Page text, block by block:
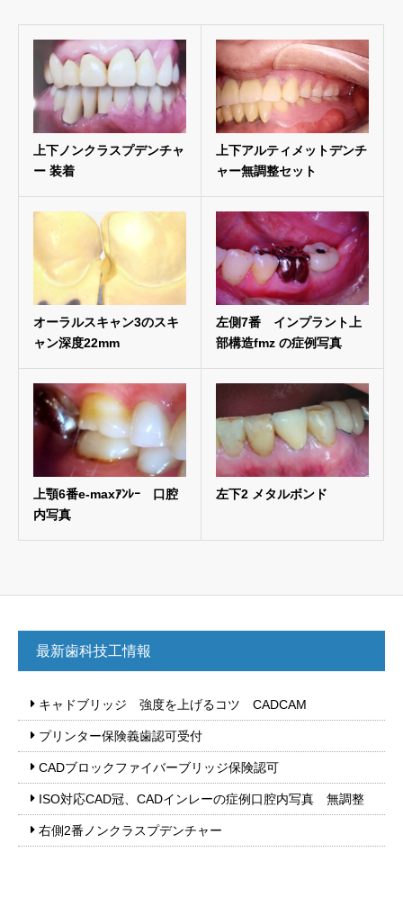
上下ノンクラスプデンチャ
ー 装着
上下アルティメットデンチ
ャー無調整セット
オーラルスキャン3のスキ
ャン深度22mm
左側7番 インプラント上
部構造fmz の症例写真
上顎6番e-maxｱﾝﾚｰ 口腔
内写真
左下2 メタルボンド
最新歯科技工情報
キャドブリッジ 強度を上げるコツ CADCAM
プリンター保険義歯認可受付
CADブロックファイバーブリッジ保険認可
ISO対応CAD冠、CADインレーの症例口腔内写真 無調整
右側2番ノンクラスプデンチャー